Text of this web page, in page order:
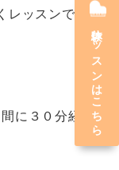
レッスンで
に３０分経
体験レッスンはこちら